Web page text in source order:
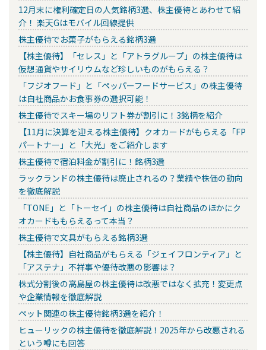
12月末に権利確定日の人気銘柄3選、株主優待とあわせて紹
介！ 楽天Gはモバイル回線提供
株主優待でお菓子がもらえる銘柄3選
【株主優待】「セレス」と「アトラグループ」の株主優待は
仮想通貨やサイリウムなど珍しいものがもらえる？
「フジオフード」と「ペッパーフードサービス」の株主優待
は自社商品かお食事券の選択可能！
株主優待でスキー場のリフト券が割引に！3銘柄を紹介
【11月に決算を迎える株主優待】クオカードがもらえる「FP
パートナー」と「大光」をご紹介します
株主優待で宿泊料金が割引に！銘柄3選
ラックランドの株主優待は廃止されるの？業績や株価の動向
を徹底解説
「TONE」と「トーセイ」の株主優待は自社商品のほかにク
オカードももらえるって本当？
株主優待で文具がもらえる銘柄3選
【株主優待】自社商品がもらえる「ジェイフロンティア」と
「アステナ」不祥事や優待改悪の影響は？
株式分割後の高島屋の株主優待は改悪ではなく拡充！変更点
や企業情報を徹底解説
ペット関連の株主優待銘柄3選を紹介！
ヒューリックの株主優待を徹底解説！2025年から改悪される
という噂にも回答